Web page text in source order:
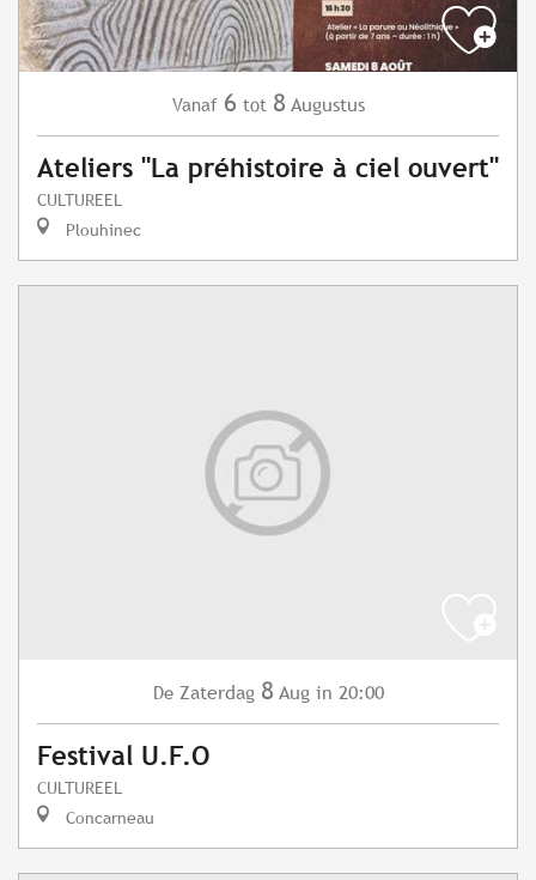
Vanaf 6 tot 8 Augustus
Ateliers "La préhistoire à ciel ouvert"
CULTUREEL
Plouhinec
De Zaterdag 8 Aug in 20:00
Festival U.F.O
CULTUREEL
Concarneau